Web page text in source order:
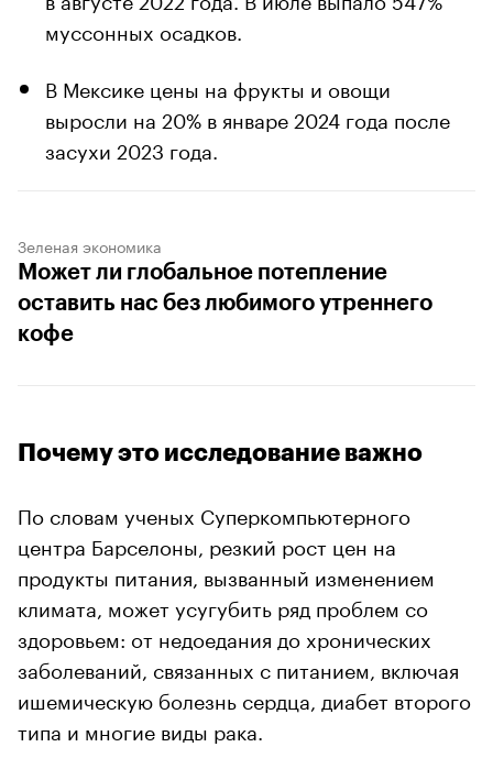
муссонных осадков.
В Мексике цены на фрукты и овощи
выросли на 20% в январе 2024 года после
засухи 2023 года.
Зеленая экономика
Может ли глобальное потепление
оставить нас без любимого утреннего
кофе
Почему это исследование важно
По словам ученых Суперкомпьютерного
центра Барселоны, резкий рост цен на
продукты питания, вызванный изменением
климата, может усугубить ряд проблем со
здоровьем: от недоедания до хронических
заболеваний, связанных с питанием, включая
ишемическую болезнь сердца, диабет второго
типа и многие виды рака.